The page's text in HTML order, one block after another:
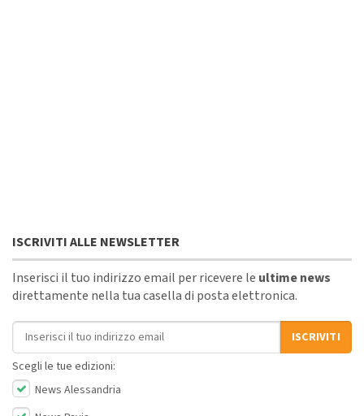
ISCRIVITI ALLE NEWSLETTER
Inserisci il tuo indirizzo email per ricevere le ultime news
direttamente nella tua casella di posta elettronica.
Indirizzo email
ISCRIVITI
Scegli le tue edizioni:
News Alessandria